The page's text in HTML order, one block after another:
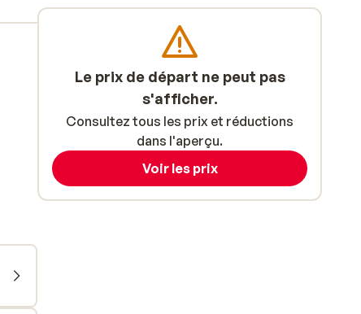
Le prix de départ ne peut pas
s'afficher.
Consultez tous les prix et réductions
dans l'aperçu.
Voir les prix